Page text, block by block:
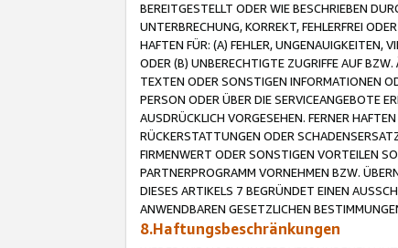
BEREITGESTELLT ODER WIE BESCHRIEBEN
UNTERBRECHUNG, KORREKT, FEHLERFREI
HAFTEN FÜR: (A) FEHLER, UNGENAUIGKEITEN,
ODER (B) UNBERECHTIGTE ZUGRIFFE AUF
TEXTEN ODER SONSTIGEN INFORMATIONEN
PERSON ODER ÜBER DIE SERVICEANGEBOTE
AUSDRÜCKLICH VORGESEHEN. FERNER
RÜCKERSTATTUNGEN ODER
FIRMENWERT ODER SONSTIGEN VORTEILEN
PARTNERPROGRAMM VORNEHMEN BZW.
DIESES ARTIKELS 7 BEGRÜNDET EINEN
ANWENDBAREN GESETZLICHEN
8.Haftungsbeschränkungen